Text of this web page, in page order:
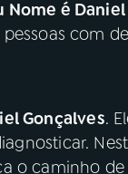
Nome é Daniel
com
Gonçalves.
o caminho de